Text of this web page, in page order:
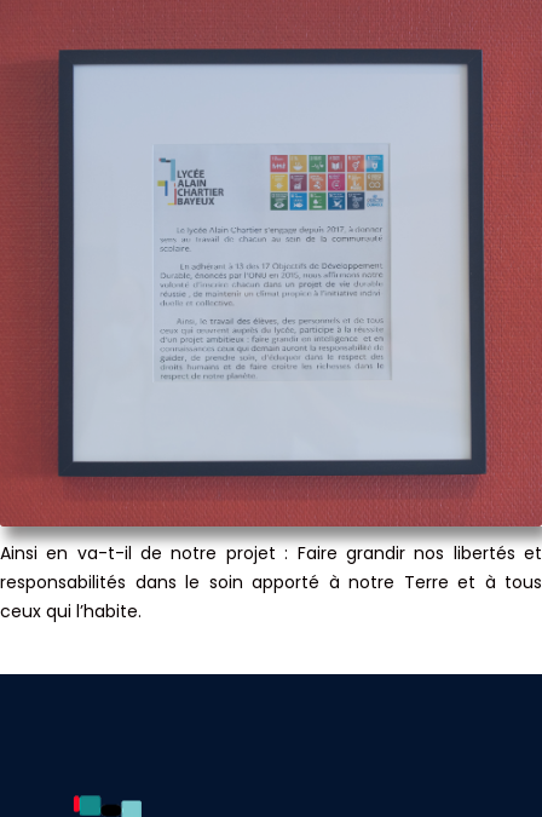
Ainsi en va-t-il de notre projet : Faire grandir nos libertés et
responsabilités dans le soin apporté à notre Terre et à tous
ceux qui l’habite.